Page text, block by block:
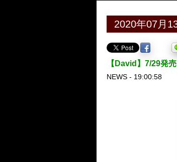
2020年07月
【David】7/29発
NEWS - 19:00:58